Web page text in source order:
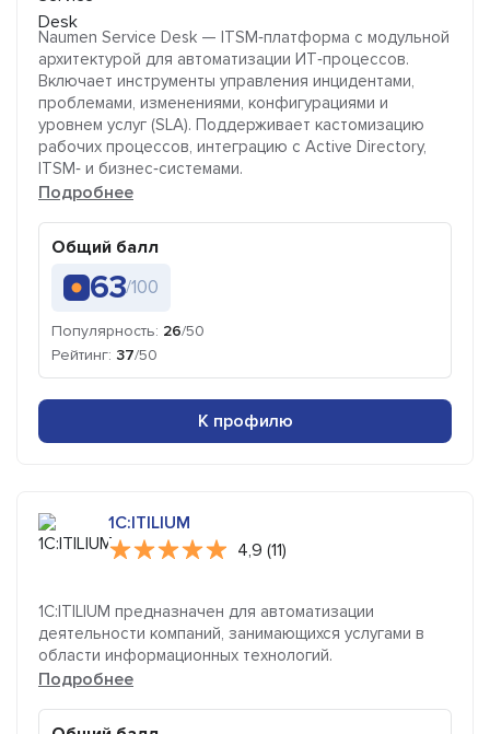
Naumen Service Desk — ITSM‑платформа с модульной
архитектурой для автоматизации ИТ‑процессов.
Включает инструменты управления инцидентами,
проблемами, изменениями, конфигурациями и
уровнем услуг (SLA). Поддерживает кастомизацию
рабочих процессов, интеграцию с Active Directory,
ITSM‑ и бизнес‑системами.
Подробнее
Общий балл
63/100
Популярность: 26/50
Рейтинг: 37/50
К профилю
1C:ITILIUM
4,9 (11)
1С:ITILIUM предназначен для автоматизации
деятельности компаний, занимающихся услугами в
области информационных технологий.
Подробнее